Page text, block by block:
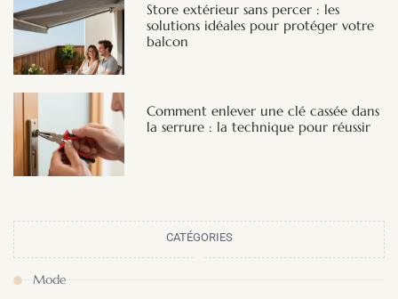
Store extérieur sans percer : les
solutions idéales pour protéger votre
balcon
Comment enlever une clé cassée dans
la serrure : la technique pour réussir
CATÉGORIES
Mode